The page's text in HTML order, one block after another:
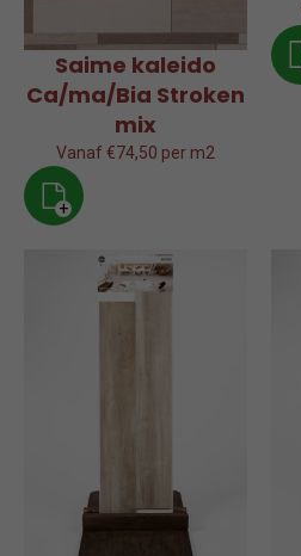
Saime kaleido
Ca/ma/Bia Stroken
mix
Vanaf €74,50 per m2
+